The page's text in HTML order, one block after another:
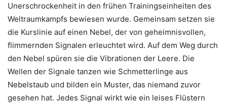
Unerschrockenheit in den frühen Trainingseinheiten des
Weltraumkampfs bewiesen wurde. Gemeinsam setzen sie
die Kurslinie auf einen Nebel, der von geheimnisvollen,
flimmernden Signalen erleuchtet wird. Auf dem Weg durch
den Nebel spüren sie die Vibrationen der Leere. Die
Wellen der Signale tanzen wie Schmetterlinge aus
Nebelstaub und bilden ein Muster, das niemand zuvor
gesehen hat. Jedes Signal wirkt wie ein leises Flüstern